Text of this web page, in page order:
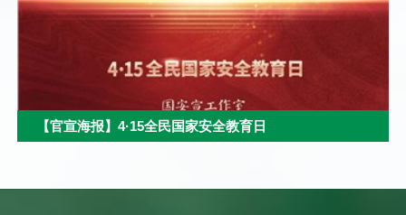
【官宣海报】4·15全民国家安全教育日